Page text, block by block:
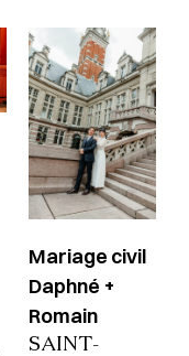
Mariage civil
Daphné +
Romain
SAINT-